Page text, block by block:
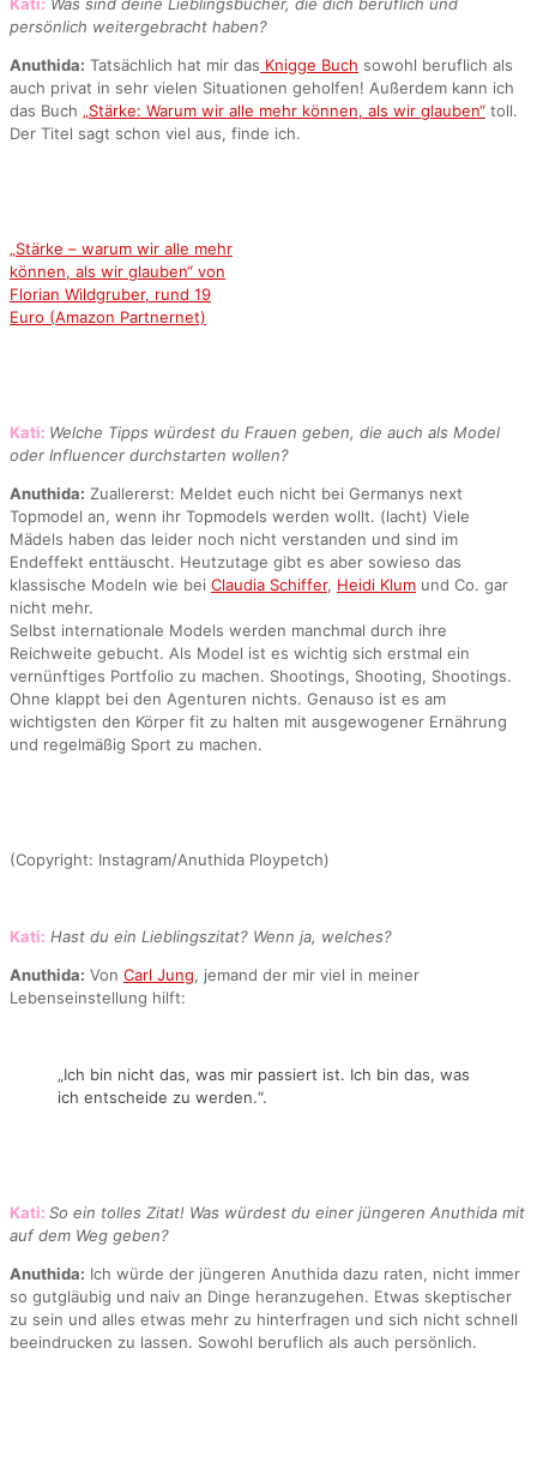
Kati: Was sind deine Lieblingsbücher, die dich beruflich und
persönlich weitergebracht haben?
Anuthida: Tatsächlich hat mir das Knigge Buch sowohl beruflich als
auch privat in sehr vielen Situationen geholfen! Außerdem kann ich
das Buch „Stärke: Warum wir alle mehr können, als wir glauben“ toll.
Der Titel sagt schon viel aus, finde ich.
„Stärke – warum wir alle mehr
können, als wir glauben“ von
Florian Wildgruber, rund 19
Euro (Amazon Partnernet)
Kati: Welche Tipps würdest du Frauen geben, die auch als Model
oder Influencer durchstarten wollen?
Anuthida: Zuallererst: Meldet euch nicht bei Germanys next
Topmodel an, wenn ihr Topmodels werden wollt. (lacht) Viele
Mädels haben das leider noch nicht verstanden und sind im
Endeffekt enttäuscht. Heutzutage gibt es aber sowieso das
klassische Modeln wie bei Claudia Schiffer, Heidi Klum und Co. gar
nicht mehr.
Selbst internationale Models werden manchmal durch ihre
Reichweite gebucht. Als Model ist es wichtig sich erstmal ein
vernünftiges Portfolio zu machen. Shootings, Shooting, Shootings.
Ohne klappt bei den Agenturen nichts. Genauso ist es am
wichtigsten den Körper fit zu halten mit ausgewogener Ernährung
und regelmäßig Sport zu machen.
(Copyright: Instagram/Anuthida Ploypetch)
Kati: Hast du ein Lieblingszitat? Wenn ja, welches?
Anuthida: Von Carl Jung, jemand der mir viel in meiner
Lebenseinstellung hilft:
„Ich bin nicht das, was mir passiert ist. Ich bin das, was
ich entscheide zu werden.“.
Kati: So ein tolles Zitat! Was würdest du einer jüngeren Anuthida mit
auf dem Weg geben?
Anuthida: Ich würde der jüngeren Anuthida dazu raten, nicht immer
so gutgläubig und naiv an Dinge heranzugehen. Etwas skeptischer
zu sein und alles etwas mehr zu hinterfragen und sich nicht schnell
beeindrucken zu lassen. Sowohl beruflich als auch persönlich.